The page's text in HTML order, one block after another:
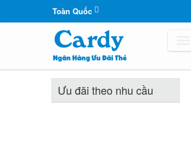
Toàn Quốc
Ưu đãi theo nhu cầu